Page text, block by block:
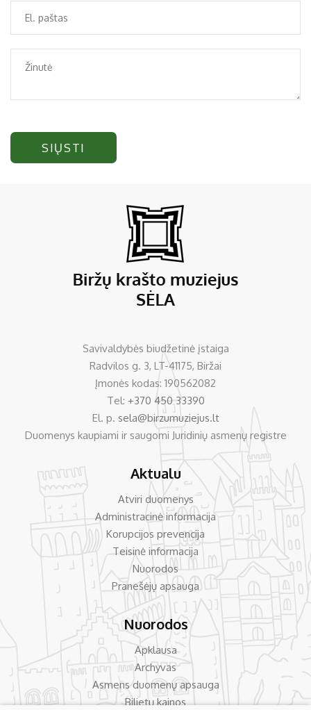
SIŲSTI
Savivaldybės biudžetinė įstaiga
Radvilos g. 3, LT-41175, Biržai
Įmonės kodas: 190562082
Tel: +370 450 33390
El. p. sela@birzumuziejus.lt
Duomenys kaupiami ir saugomi Juridinių asmenų registre
Aktualu
Atviri duomenys
Administracinė informacija
Korupcijos prevencija
Teisinė informacija
Nuorodos
Pranešėjų apsauga
Nuorodos
Apklausa
Archyvas
Asmens duomenų apsauga
Bilietų kainos